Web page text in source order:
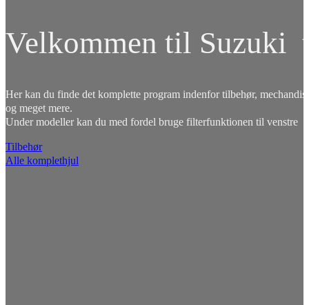
Velkommen til Suzuki
Her kan du finde det komplette program indenfor tilbehør,
og meget mere.
Under modeller kan du med fordel bruge filterfunktionen til venstre
Tilbehør
Alle komplethjul